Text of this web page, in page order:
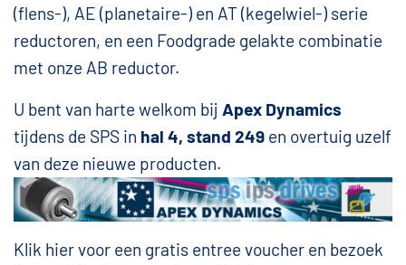
(flens-), AE (planetaire-) en AT (kegelwiel-) serie
reductoren, en een Foodgrade gelakte combinatie
met onze AB reductor.
U bent van harte welkom bij Apex Dynamics
tijdens de SPS in hal 4, stand 249 en overtuig uzelf
van deze nieuwe producten.
Klik hier voor een gratis entree voucher en bezoek